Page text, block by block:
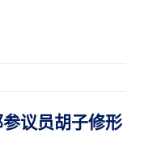
参议员胡子修形